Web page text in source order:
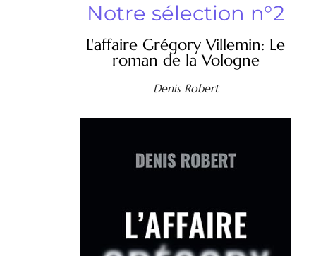
Notre sélection n°2
L'affaire Grégory Villemin: Le
roman de la Vologne
Denis Robert